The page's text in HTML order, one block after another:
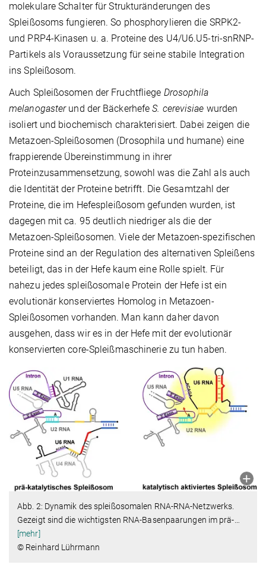
molekulare Schalter für Strukturänderungen des
Spleißosoms fungieren. So phosphorylieren die SRPK2-
und PRP4-Kinasen u. a. Proteine des U4/U6.U5-tri-snRNP-
Partikels als Voraussetzung für seine stabile Integration
ins Spleißosom.
Auch Spleißosomen der Fruchtfliege Drosophila
melanogasterund der BäckerhefeS. cerevisiae wurden
isoliert und biochemisch charakterisiert. Dabei zeigen die
Metazoen-Spleißosomen (Drosophila und humane) eine
frappierende Übereinstimmung in ihrer
Proteinzusammensetzung, sowohl was die Zahl als auch
die Identität der Proteine betrifft. Die Gesamtzahl der
Proteine, die im Hefespleißosom gefunden wurden, ist
dagegen mit ca. 95 deutlich niedriger als die der
Metazoen-Spleißosomen. Viele der Metazoen-spezifischen
Proteine sind an der Regulation des alternativen Spleißens
beteiligt, das in der Hefe kaum eine Rolle spielt. Für
nahezu jedes spleißosomale Protein der Hefe ist ein
evolutionär konserviertes Homolog in Metazoen-
Spleißosomen vorhanden. Man kann daher davon
ausgehen, dass wir es in der Hefe mit der evolutionär
konservierten core-Spleißmaschinerie zu tun haben.
Abb. 2: Dynamik des spleißosomalen RNA-RNA-Netzwerks.
Gezeigt sind die wichtigsten RNA-Basenpaarungen im prä-…
[mehr]
© Reinhard Lührmann